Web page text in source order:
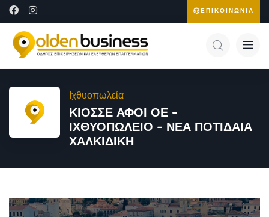
ΕΠΙΚΟΙΝΩΝΙΑ
Ιχθυοπωλεία
ΚΙΟΣΣΕ ΑΦΟΙ ΟΕ –
ΙΧΘΥΟΠΩΛΕΙΟ – ΝΕΑ ΠΟΤΙΔΑΙΑ
ΧΑΛΚΙΔΙΚΗ